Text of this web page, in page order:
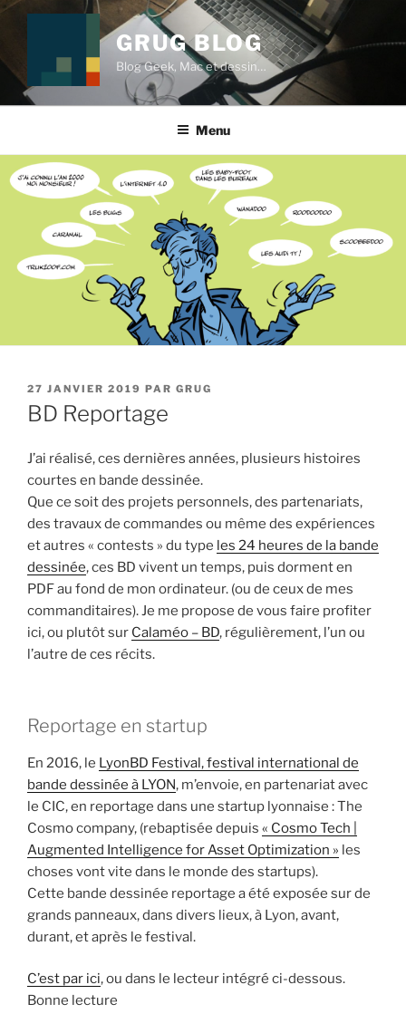
Aller
principal
GRUG BLOG
Blog Geek, Mac et dessin…
Menu
PUBLIÉ
LE
27 JANVIER 2019 PAR GRUG
BD Reportage
J’ai réalisé, ces dernières années, plusieurs histoires
courtes en bande dessinée.
Que ce soit des projets personnels, des partenariats,
des travaux de commandes ou même des expériences
et autres « contests » du type les 24 heures de la bande
dessinée, ces BD vivent un temps, puis dorment en
PDF au fond de mon ordinateur. (ou de ceux de mes
commanditaires). Je me propose de vous faire profiter
ici, ou plutôt sur Calaméo – BD, régulièrement, l’un ou
l’autre de ces récits.
Reportage en startup
En 2016, le LyonBD Festival, festival international de
bande dessinée à LYON, m’envoie, en partenariat avec
le CIC, en reportage dans une startup lyonnaise : The
Cosmo company, (rebaptisée depuis « Cosmo Tech |
Augmented Intelligence for Asset Optimization » les
choses vont vite dans le monde des startups).
Cette bande dessinée reportage a été exposée sur de
grands panneaux, dans divers lieux, à Lyon, avant,
durant, et après le festival.
C’est par ici, ou dans le lecteur intégré ci-dessous.
Bonne lecture